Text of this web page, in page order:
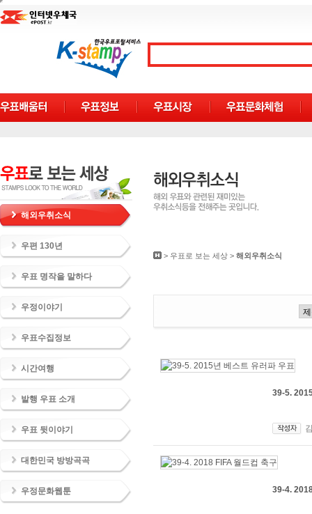
해외우취소식
우편 130년
우표 명작을 말하다
우정이야기
우표수집정보
시간여행
발행 우표 소개
우표 뒷이야기
대한민국 방방곡곡
우정문화웹툰
> 우표로 보는 세상 > 해외우취소식
39-5.
39-4.